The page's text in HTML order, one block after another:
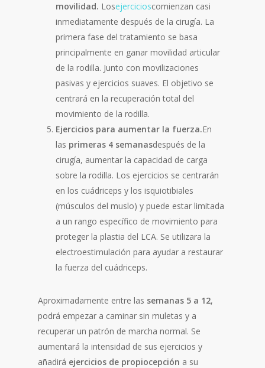
movilidad. Losejercicioscomienzan casi
inmediatamente después de la cirugía. La
primera fase del tratamiento se basa
principalmente en ganar movilidad articular
de la rodilla. Junto con movilizaciones
pasivas y ejercicios suaves. El objetivo se
centrará en la recuperación total del
movimiento de la rodilla.
Ejercicios para aumentar la fuerza.En
las primeras 4 semanasdespués de la
cirugía, aumentar la capacidad de carga
sobre la rodilla. Los ejercicios se centrarán
en los cuádriceps y los isquiotibiales
(músculos del muslo) y puede estar limitada
a un rango específico de movimiento para
proteger la plastia del LCA. Se utilizara la
electroestimulación para ayudar a restaurar
la fuerza del cuádriceps.
Aproximadamente entre las semanas 5 a 12,
podrá empezar a caminar sin muletas y a
recuperar un patrón de marcha normal. Se
aumentará la intensidad de sus ejercicios y
añadirá ejercicios de propiocepción a su